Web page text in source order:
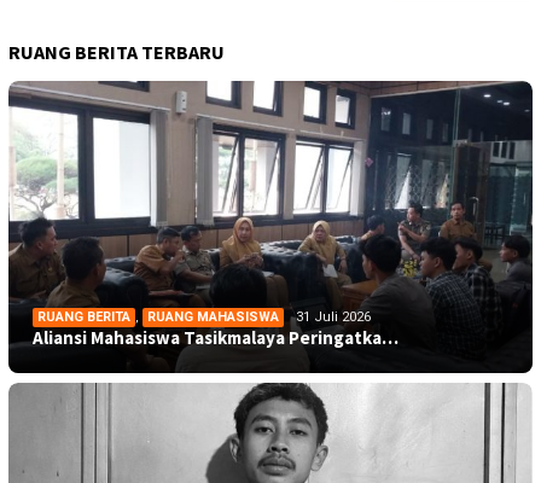
RUANG BERITA TERBARU
RUANG BERITA , RUANG MAHASISWA 31 Juli 2026
Aliansi Mahasiswa Tasikmalaya Peringatka…